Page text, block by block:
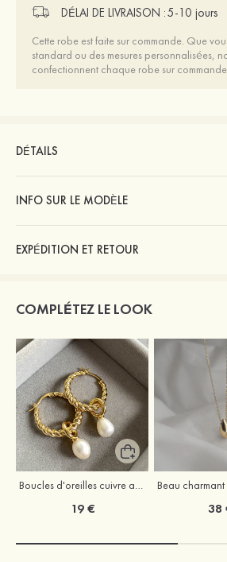
DÉLAI DE LIVRAISON :5-10 jours
Cette robe est faite sur commande. Que
standard ou des mesures personnalisées,
confectionnent chaque robe sur
DÉTAILS
INFO SUR LE MODÈLE
EXPÉDITION ET RETOUR
COMPLÉTEZ LE LOOK
Boucles d'oreilles cuivre avec perle
19 € 38